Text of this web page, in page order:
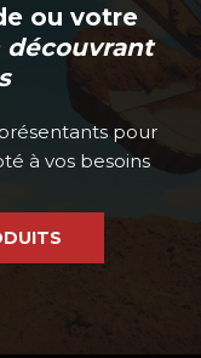
ou votre
découvrant
pour
à vos besoins